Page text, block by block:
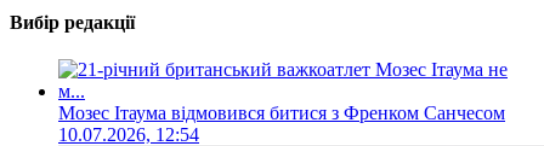
Вибір редакції
Мозес Ітаума відмовився битися з Френком Санчесом
10.07.2026, 12:54